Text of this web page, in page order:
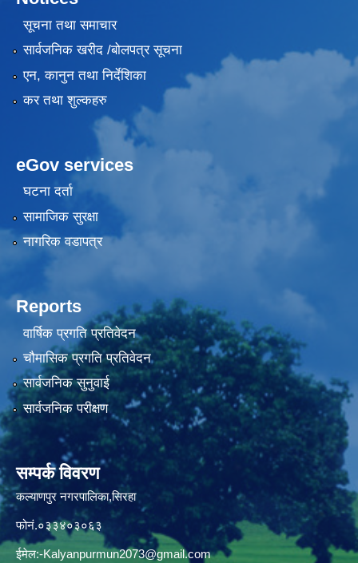
सूचना तथा समाचार
सार्वजनिक खरीद /बोलपत्र सूचना
एन, कानुन तथा निर्देशिका
कर तथा शुल्कहरु
eGov services
घटना दर्ता
सामाजिक सुरक्षा
नागरिक वडापत्र
Reports
वार्षिक प्रगति प्रतिवेदन
चौमासिक प्रगति प्रतिवेदन
सार्वजनिक सुनुवाई
सार्वजनिक परीक्षण
सम्पर्क विवरण
कल्याणपुर नगरपालिका,सिरहा
फोनं.०३३४०३०६३
ईमेल:-Kalyanpurmun2073@gmail.com